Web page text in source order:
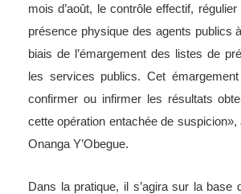
mois d’août, le contrôle effectif,
présence physique des agents publics
biais de l’émargement des listes de
les services publics. Cet
confirmer ou infirmer les résultats
cette opération entachée de suspicion»,
Onanga Y’Obegue.
Dans la pratique, il s’agira sur la base